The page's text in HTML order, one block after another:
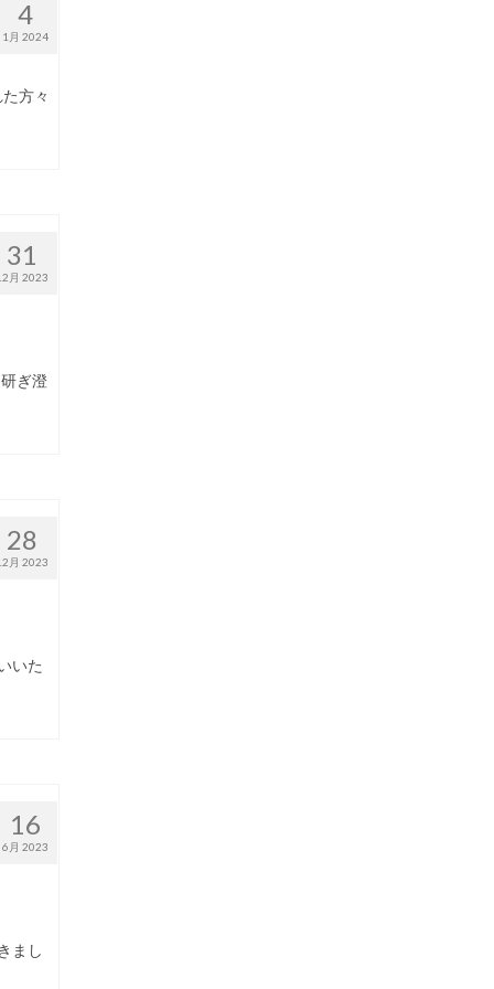
4
1月 2024
方々
31
月 2023
ぎ澄
28
月 2023
いた
16
6月 2023
まし